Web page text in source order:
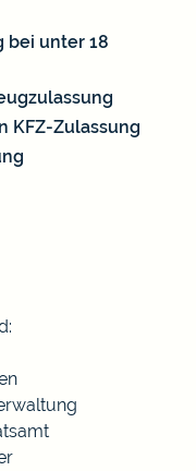
bei unter 18
KFZ-Zulassung